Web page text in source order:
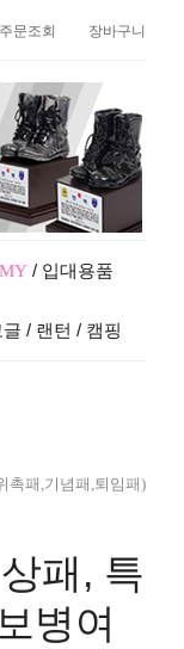
주문조회 장바구니
/ 입대용품
/ 랜턴 / 캠핑
촉패,기념패,퇴임패)
패, 특
병여